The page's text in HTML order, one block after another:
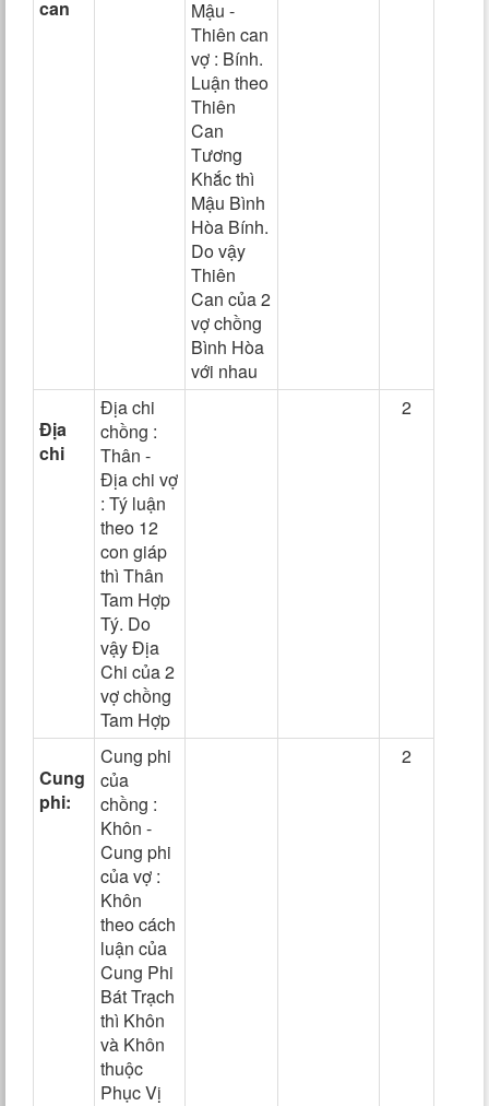
can
Mậu -
Thiên can
vợ : Bính.
Luận theo
Thiên
Can
Tương
Khắc thì
Mậu Bình
Hòa Bính.
Do vậy
Thiên
Can của 2
vợ chồng
Bình Hòa
với nhau
Địa
chi
Địa chi
chồng :
Thân -
Địa chi vợ
: Tý luận
theo 12
con giáp
thì Thân
Tam Hợp
Tý. Do
vậy Địa
Chi của 2
vợ chồng
Tam Hợp
2
Cung
phi:
Cung phi
của
chồng :
Khôn -
Cung phi
của vợ :
Khôn
theo cách
luận của
Cung Phi
Bát Trạch
thì Khôn
và Khôn
thuộc
Phục Vị
2